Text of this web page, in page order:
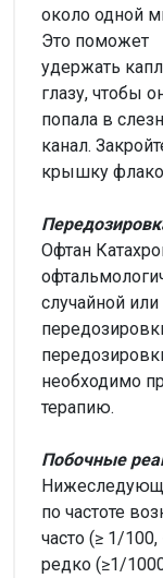
около одной
Это поможет
удержать
глазу, чтобы
попала в
канал.
крышку
Офтан
случайной
необходимо
терапию.
Побочные
по частоте
часто (≥ 1/
редко (≥1/